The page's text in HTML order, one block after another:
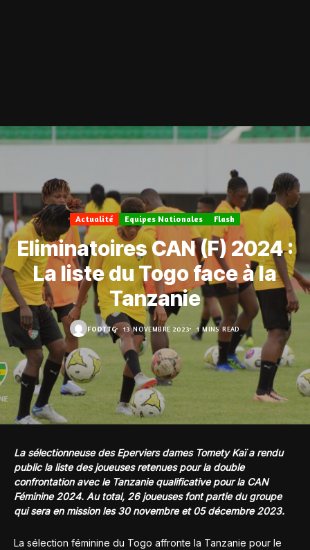
Actualité Equipes Nationales Flash
Eliminatoires CAN (F) 2024 :
La liste du Togo face à la
Tanzanie
FOOT.TG 13 NOVEMBRE 2023 1 MINS READ
La sélectionneuse des Eperviers dames Tomety Kaï a rendu
public la liste des joueuses retenues pour la double
confrontation avec le Tanzanie qualificative pour la CAN
Féminine 2024. Au total, 26 joueuses font partie du groupe
qui sera en mission les 30 novembre et 05 décembre 2023.
La sélection féminine du Togo affronte la Tanzanie pour le